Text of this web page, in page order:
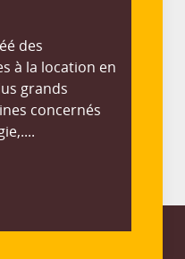
des
à la location en
grands
concernés